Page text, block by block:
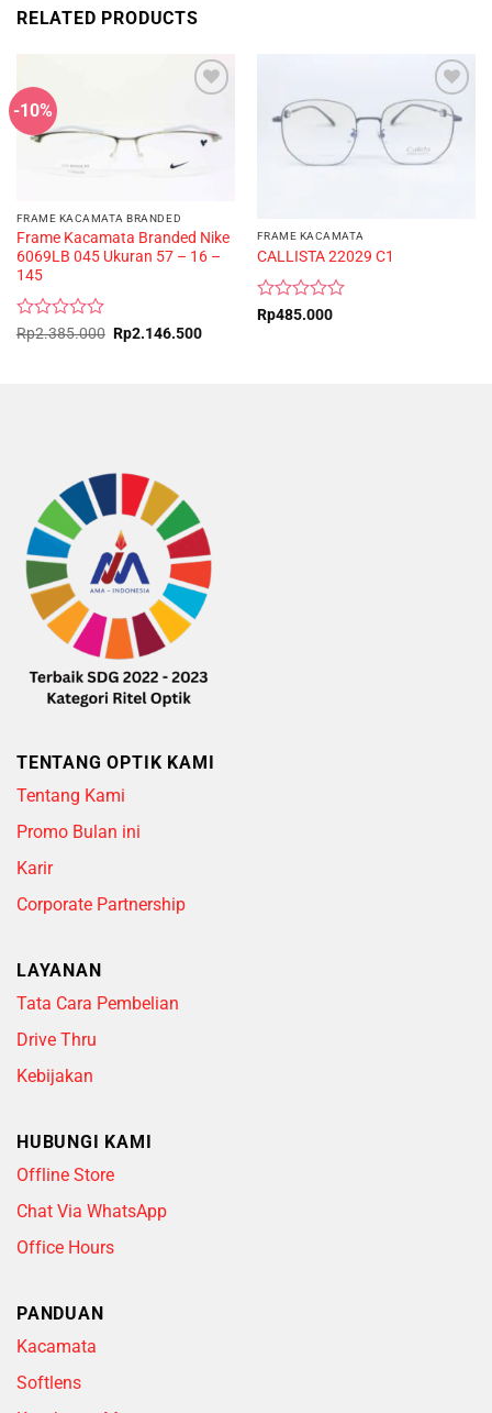
RELATED PRODUCTS
-10%
FRAME KACAMATA BRANDED
Frame Kacamata Branded Nike
6069LB 045 Ukuran 57 – 16 –
145
Rated
Rp2.385.000 Original
price
Rp2.146.500Current
FRAME KACAMATA
CALLISTA 22029 C1
Rated
Rp485.000
TENTANG OPTIK KAMI
Tentang Kami
Promo Bulan ini
Karir
Corporate Partnership
LAYANAN
Tata Cara Pembelian
Drive Thru
Kebijakan
HUBUNGI KAMI
Offline Store
Chat Via WhatsApp
Office Hours
PANDUAN
Kacamata
Softlens